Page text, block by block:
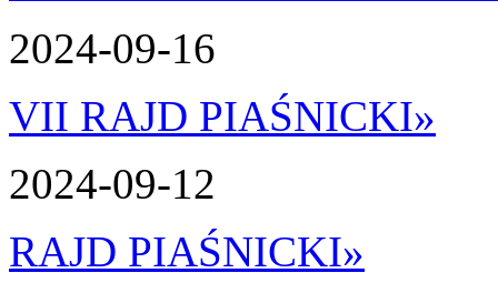
2024-09-16
VII RAJD PIAŚNICKI»
2024-09-12
RAJD PIAŚNICKI»